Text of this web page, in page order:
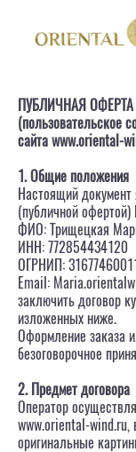
ПУБЛИЧНАЯ ОФЕРТА
(пользовательское
сайта www.oriental-
1. Общие положения
Настоящий
(публичной офертой)
ФИО: Трищецкая
ИНН: 772854434120
ОГРНИП:
Email:
заключить договор
изложенных ниже.
Оформление заказа
безоговорочное
2. Предмет договора
Оператор
www.oriental-wind.ru,
оригинальные